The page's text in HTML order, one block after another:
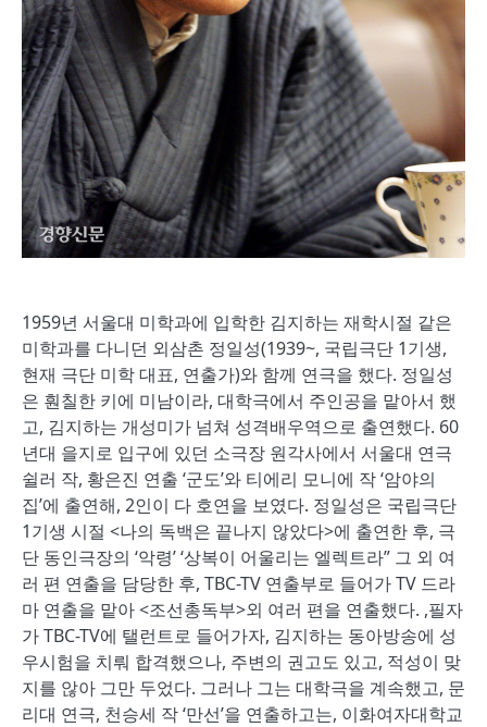
1959년 서울대 미학과에 입학한 김지하는 재학시절 같은
미학과를 다니던 외삼촌 정일성(1939~, 국립극단 1기생,
현재 극단 미학 대표, 연출가)와 함께 연극을 했다. 정일성
은 훤칠한 키에 미남이라, 대학극에서 주인공을 맡아서 했
고, 김지하는 개성미가 넘쳐 성격배우역으로 출연했다. 60
년대 을지로 입구에 있던 소극장 원각사에서 서울대 연극
쉴러 작, 황은진 연출 ‘군도’와 티에리 모니에 작 ‘암야의
집’에 출연해, 2인이 다 호연을 보였다. 정일성은 국립극단
1기생 시절 <나의 독백은 끝나지 않았다>에 출연한 후, 극
단 동인극장의 ‘악령’ ‘상복이 어울리는 엘렉트라” 그 외 여
러 편 연출을 담당한 후, TBC-TV 연출부로 들어가 TV 드라
마 연출을 맡아 <조선총독부>외 여러 편을 연출했다. ,필자
가 TBC-TV에 탤런트로 들어가자, 김지하는 동아방송에 성
우시험을 치뤄 합격했으나, 주변의 권고도 있고, 적성이 맞
지를 않아 그만 두었다. 그러나 그는 대학극을 계속했고, 문
리대 연극, 천승세 작 ‘만선’을 연출하고는, 이화여자대학교